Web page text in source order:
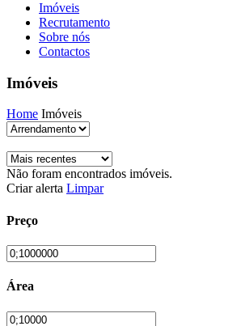
Imóveis
Recrutamento
Sobre nós
Contactos
Imóveis
Home Imóveis
Não foram encontrados imóveis.
Criar alerta Limpar
Preço
Área